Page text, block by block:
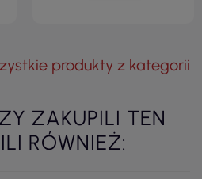
produkty z kategorii
ZAKUPILI TEN
RÓWNIEŻ: